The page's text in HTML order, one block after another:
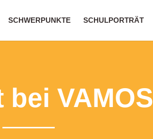
SCHWERPUNKTE SCHULPORTRÄT
bei VAMOS